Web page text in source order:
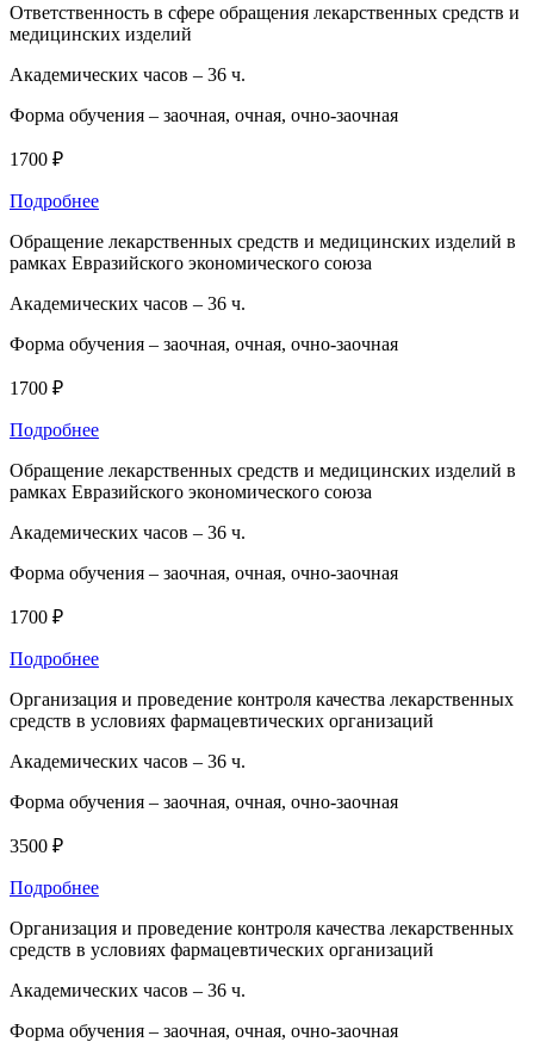
Ответственность в сфере обращения лекарственных средств и
медицинских изделий
Академических часов – 36 ч.
Форма обучения – заочная, очная, очно-заочная
1700 ₽
Подробнее
Обращение лекарственных средств и медицинских изделий в
рамках Евразийского экономического союза
Академических часов – 36 ч.
Форма обучения – заочная, очная, очно-заочная
1700 ₽
Подробнее
Обращение лекарственных средств и медицинских изделий в
рамках Евразийского экономического союза
Академических часов – 36 ч.
Форма обучения – заочная, очная, очно-заочная
1700 ₽
Подробнее
Организация и проведение контроля качества лекарственных
средств в условиях фармацевтических организаций
Академических часов – 36 ч.
Форма обучения – заочная, очная, очно-заочная
3500 ₽
Подробнее
Организация и проведение контроля качества лекарственных
средств в условиях фармацевтических организаций
Академических часов – 36 ч.
Форма обучения – заочная, очная, очно-заочная